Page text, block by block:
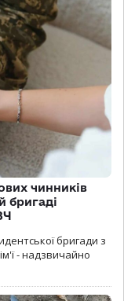
чинників
бригаді
бригади з
- надзвичайно